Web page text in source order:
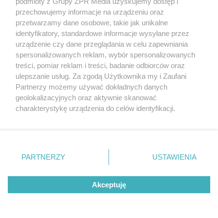
która rozkręci każdą chwilę
przechowujemy informacje na urządzeniu oraz
przetwarzamy dane osobowe, takie jak unikalne
identyfikatory, standardowe informacje wysyłane przez
urządzenie czy dane przeglądania w celu zapewniania
spersonalizowanych reklam, wybór spersonalizowanych
treści, pomiar reklam i treści, badanie odbiorców oraz
ulepszanie usług. Za zgodą Użytkownika my i Zaufani
Partnerzy możemy używać dokładnych danych
geolokalizacyjnych oraz aktywnie skanować
charakterystykę urządzenia do celów identyfikacji.
zmienić/wycofać klikając przycisk ustawień prywatności
znajdujący się w lewym dolnym rogu strony
rodzaje przetwarzania danych nie wymagają zgody
użytkownika, ale masz prawo sprzeciwić się takiemu
przetwarzaniu. Preferencje będą miały zastosowanie tylko
PARTNERZY USTAWIENIA
Akceptuję